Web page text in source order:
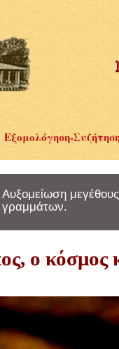
Εξομολόγηση-
Αυξομείωση μεγέθους
γραμμάτων.
ο κόσμος